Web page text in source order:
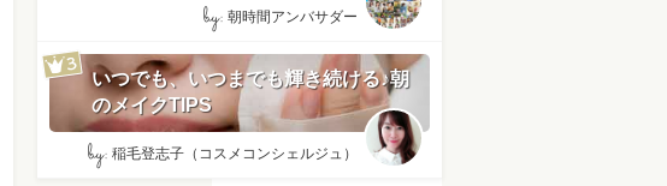
by: 朝時間アンバサダー
いつでも、いつまでも輝き続ける♪朝
のメイクTIPS
by: 稲毛登志子（コスメコンシェルジュ）